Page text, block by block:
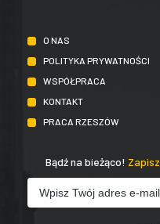
O NAS
POLITYKA PRYWATNOŚCI
WSPÓŁPRACA
KONTAKT
PRACA RZESZÓW
Bądź na bieżąco!